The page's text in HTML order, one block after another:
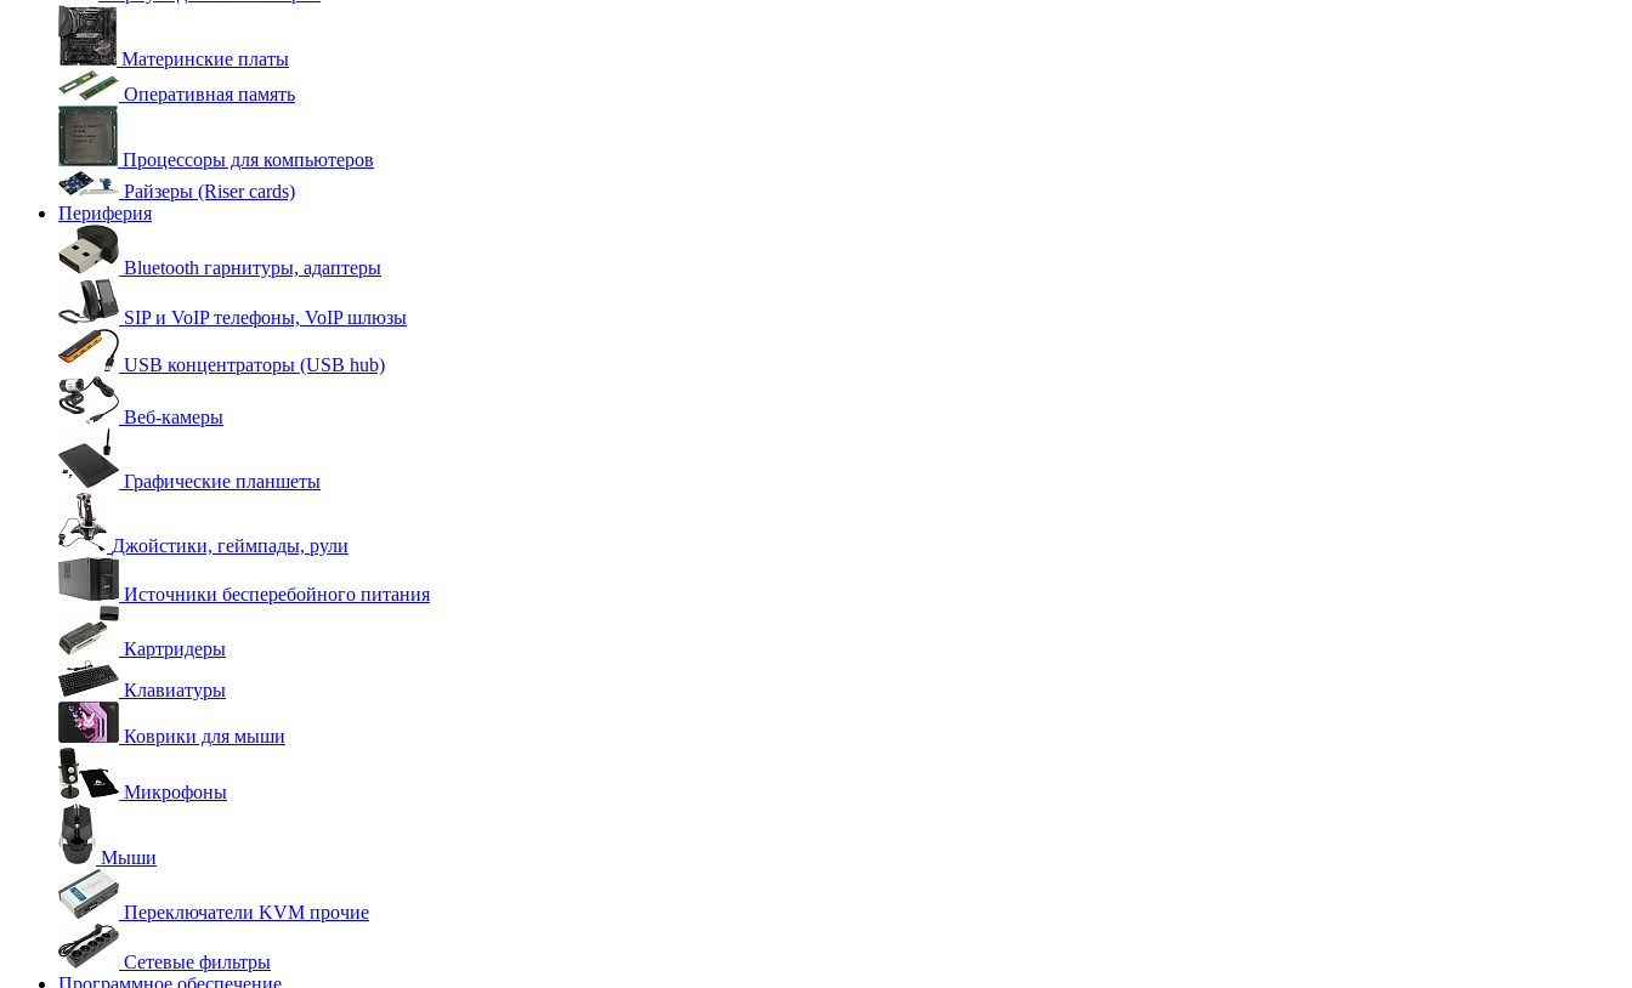
Материнские платы
Оперативная память
Процессоры для компьютеров
Райзеры (Riser cards)
Периферия
Bluetooth гарнитуры, адаптеры
SIP и VoIP телефоны, VoIP шлюзы
USB концентраторы (USB hub)
Веб-камеры
Графические планшеты
Джойстики, геймпады, рули
Источники бесперебойного питания
Картридеры
Клавиатуры
Коврики для мыши
Микрофоны
Мыши
Переключатели KVM прочие
Сетевые фильтры
Программное обеспечение